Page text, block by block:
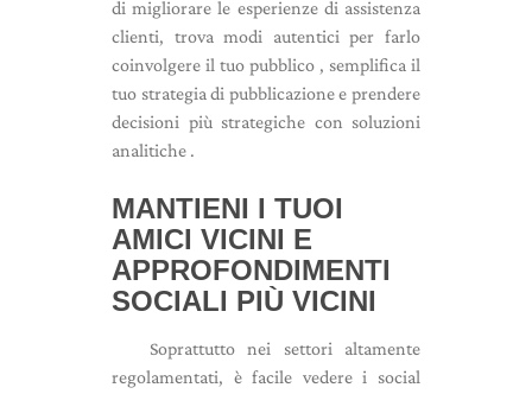
di migliorare le esperienze di assistenza
clienti, trova modi autentici per farlo
coinvolgere il tuo pubblico , semplifica il
tuo strategia di pubblicazione e prendere
decisioni più strategiche con soluzioni
analitiche .
MANTIENI I TUOI
AMICI VICINI E
APPROFONDIMENTI
SOCIALI PIÙ VICINI
Soprattutto nei settori altamente
regolamentati, è facile vedere i social